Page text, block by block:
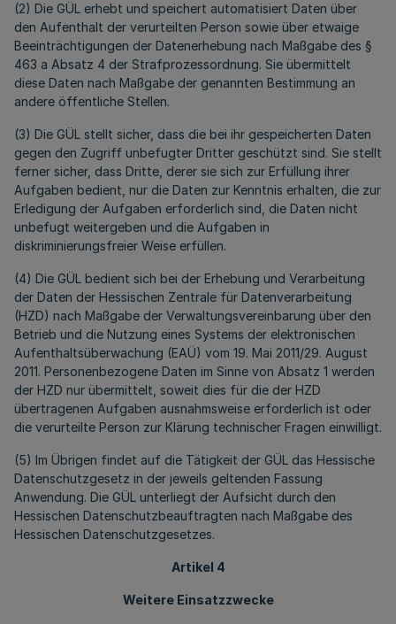
(2) Die GÜL erhebt und speichert automatisiert Daten über
den Aufenthalt der verurteilten Person sowie über etwaige
Beeinträchtigungen der Datenerhebung nach Maßgabe des §
463 a Absatz 4 der Strafprozessordnung. Sie übermittelt
diese Daten nach Maßgabe der genannten Bestimmung an
andere öffentliche Stellen.
(3) Die GÜL stellt sicher, dass die bei ihr gespeicherten Daten
gegen den Zugriff unbefugter Dritter geschützt sind. Sie stellt
ferner sicher, dass Dritte, derer sie sich zur Erfüllung ihrer
Aufgaben bedient, nur die Daten zur Kenntnis erhalten, die zur
Erledigung der Aufgaben erforderlich sind, die Daten nicht
unbefugt weitergeben und die Aufgaben in
diskriminierungsfreier Weise erfüllen.
(4) Die GÜL bedient sich bei der Erhebung und Verarbeitung
der Daten der Hessischen Zentrale für Datenverarbeitung
(HZD) nach Maßgabe der Verwaltungsvereinbarung über den
Betrieb und die Nutzung eines Systems der elektronischen
Aufenthaltsüberwachung (EAÜ) vom 19. Mai 2011/29. August
2011. Personenbezogene Daten im Sinne von Absatz 1 werden
der HZD nur übermittelt, soweit dies für die der HZD
übertragenen Aufgaben ausnahmsweise erforderlich ist oder
die verurteilte Person zur Klärung technischer Fragen einwilligt.
(5) Im Übrigen findet auf die Tätigkeit der GÜL das Hessische
Datenschutzgesetz in der jeweils geltenden Fassung
Anwendung. Die GÜL unterliegt der Aufsicht durch den
Hessischen Datenschutzbeauftragten nach Maßgabe des
Hessischen Datenschutzgesetzes.
Artikel 4
Weitere Einsatzzwecke